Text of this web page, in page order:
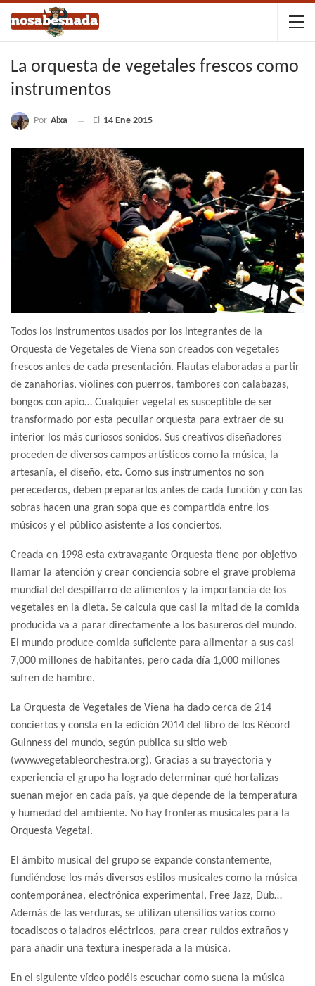
La orquesta de vegetales frescos como
instrumentos
Por Aixa El 14 Ene 2015
Todos los instrumentos usados por los integrantes de la
Orquesta de Vegetales de Viena son creados con vegetales
frescos antes de cada presentación. Flautas elaboradas a partir
de zanahorias, violines con puerros, tambores con calabazas,
bongos con apio… Cualquier vegetal es susceptible de ser
transformado por esta peculiar orquesta para extraer de su
interior los más curiosos sonidos. Sus creativos diseñadores
proceden de diversos campos artísticos como la música, la
artesanía, el diseño, etc. Como sus instrumentos no son
perecederos, deben prepararlos antes de cada función y con las
sobras hacen una gran sopa que es compartida entre los
músicos y el público asistente a los conciertos.
Creada en 1998 esta extravagante Orquesta tiene por objetivo
llamar la atención y crear conciencia sobre el grave problema
mundial del despilfarro de alimentos y la importancia de los
vegetales en la dieta. Se calcula que casi la mitad de la comida
producida va a parar directamente a los basureros del mundo.
El mundo produce comida suficiente para alimentar a sus casi
7,000 millones de habitantes, pero cada día 1,000 millones
sufren de hambre.
La Orquesta de Vegetales de Viena ha dado cerca de 214
conciertos y consta en la edición 2014 del libro de los Récord
Guinness del mundo, según publica su sitio web
(www.vegetableorchestra.org). Gracias a su trayectoria y
experiencia el grupo ha logrado determinar qué hortalizas
suenan mejor en cada país, ya que depende de la temperatura
y humedad del ambiente. No hay fronteras musicales para la
Orquesta Vegetal.
El ámbito musical del grupo se expande constantemente,
fundiéndose los más diversos estilos musicales como la música
contemporánea, electrónica experimental, Free Jazz, Dub…
Además de las verduras, se utilizan utensilios varios como
tocadiscos o taladros eléctricos, para crear ruidos extraños y
para añadir una textura inesperada a la música.
En el siguiente vídeo podéis escuchar como suena la música